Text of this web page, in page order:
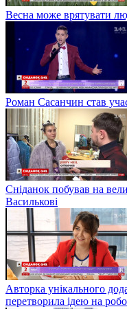
Весна може врятувати
Роман Сасанчин став
Сніданок побував на
Василькові
Авторка унікального
перетворила ідею на